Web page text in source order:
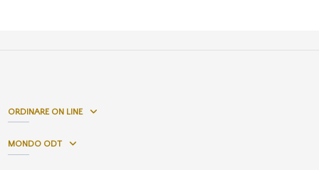
ORDINARE ON LINE
MONDO ODT